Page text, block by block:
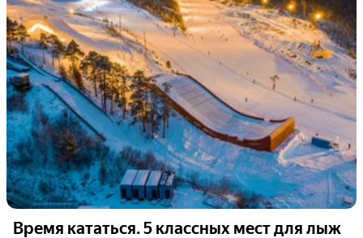
Время кататься. 5 классных мест для лыж